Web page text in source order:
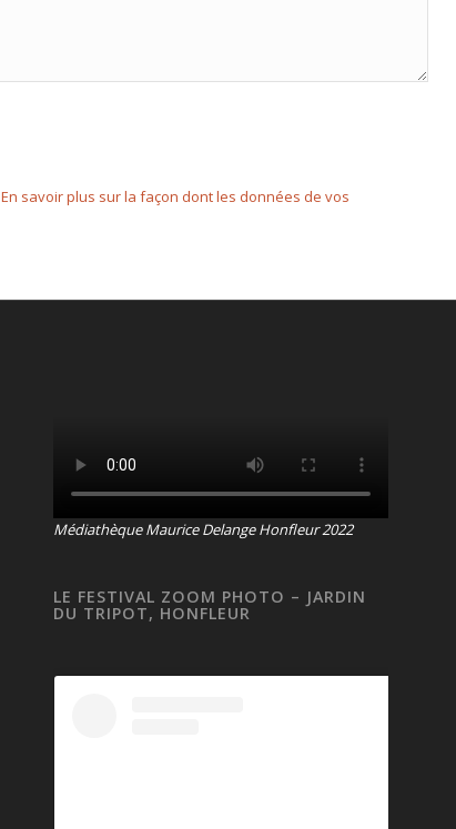
En savoir plus sur la façon dont les données de vos
Médiathèque Maurice Delange Honfleur 2022
LE FESTIVAL ZOOM PHOTO – JARDIN
DU TRIPOT, HONFLEUR